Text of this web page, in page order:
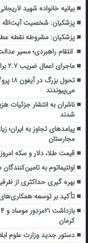
بیانیه خانواده شهید
پزشکیان: شخصیت آیت‌الله
پزشکیان: مشروطه نقطه
انتقام راهبردی؛ مسیر
ماجرای اعمال ضریب ۲.۷ برای اینترنت بین‌الملل چیست؟
تحول
می‌پیوندند
ناشران به انتشار جزئیات
شدند
مجارستان
قیمت طلا، دلار و سکه امروز پنجشنبه ۱۵مرداد/
اولتیماتوم به
بهره گیری حداکثری از
تأکید بر توسعه همکاری‌های
کرمان
دستور جدید وزارت علوم